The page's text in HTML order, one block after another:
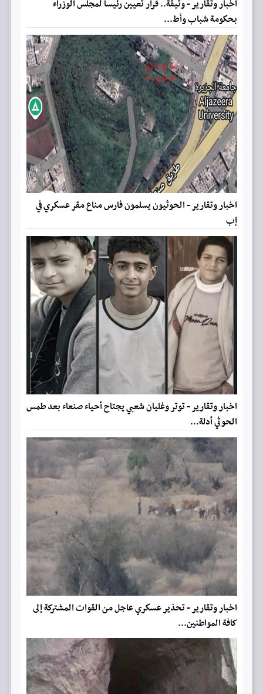
اخبار وتقارير - وثيقة.. قرار تعيين رئيسا لمجلس الوزراء
بحكومة شباب وأط...
اخبار وتقارير - الحوثيون يسلمون فارس مناع مقر عسكري في
إب
اخبار وتقارير - توتر وغليان شعبي يجتاح أحياء صنعاء بعد طمس
الحوثي أدلة...
اخبار وتقارير - تحذير عسكري عاجل من القوات المشتركة إلى
كافة المواطنين...